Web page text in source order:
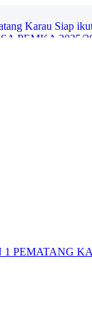
PEMKA 2025/
Nasional (OSN)
1 PEMATANG